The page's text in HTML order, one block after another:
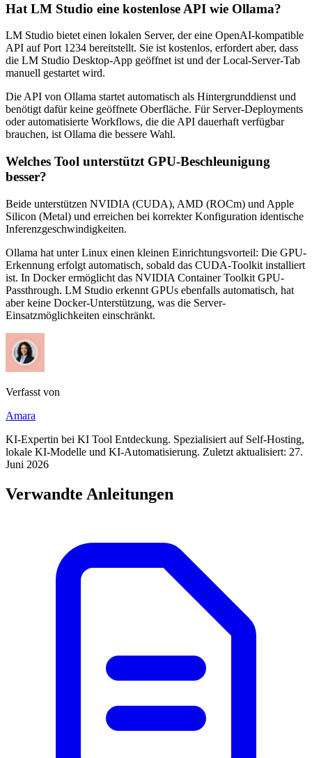
Hat LM Studio eine kostenlose API wie Ollama?
LM Studio bietet einen lokalen Server, der eine OpenAI-kompatible
API auf Port 1234 bereitstellt. Sie ist kostenlos, erfordert aber, dass
die LM Studio Desktop-App geöffnet ist und der Local-Server-Tab
manuell gestartet wird.
Die API von Ollama startet automatisch als Hintergrunddienst und
benötigt dafür keine geöffnete Oberfläche. Für Server-Deployments
oder automatisierte Workflows, die die API dauerhaft verfügbar
brauchen, ist Ollama die bessere Wahl.
Welches Tool unterstützt GPU-Beschleunigung
besser?
Beide unterstützen NVIDIA (CUDA), AMD (ROCm) und Apple
Silicon (Metal) und erreichen bei korrekter Konfiguration identische
Inferenzgeschwindigkeiten.
Ollama hat unter Linux einen kleinen Einrichtungsvorteil: Die GPU-
Erkennung erfolgt automatisch, sobald das CUDA-Toolkit installiert
ist. In Docker ermöglicht das NVIDIA Container Toolkit GPU-
Passthrough. LM Studio erkennt GPUs ebenfalls automatisch, hat
aber keine Docker-Unterstützung, was die Server-
Einsatzmöglichkeiten einschränkt.
Verfasst von
Amara
KI-Expertin bei KI Tool Entdeckung. Spezialisiert auf Self-Hosting,
lokale KI-Modelle und KI-Automatisierung. Zuletzt aktualisiert: 27.
Juni 2026
Verwandte Anleitungen